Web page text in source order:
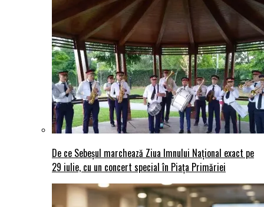
De ce Sebeșul marchează Ziua Imnului Național exact pe
29 iulie, cu un concert special în Piața Primăriei